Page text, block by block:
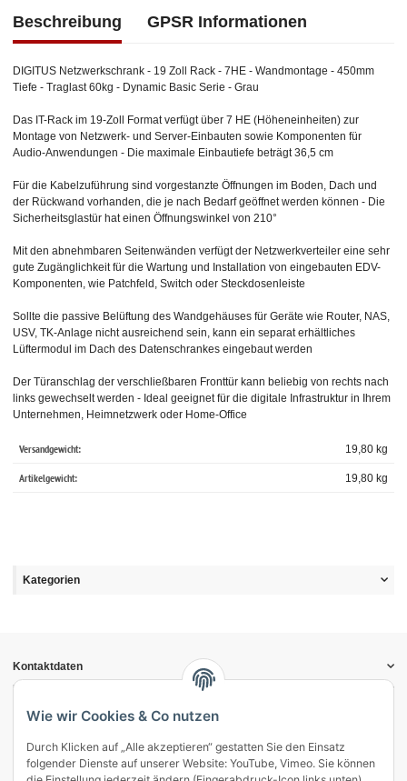
Wie wir Cookies & Co nutzen
Durch Klicken auf „Alle akzeptieren“ gestatten Sie den Einsatz
folgender Dienste auf unserer Website: YouTube, Vimeo. Sie können
Beschreibung GPSR Informationen
DIGITUS Netzwerkschrank - 19 Zoll Rack - 7HE - Wandmontage - 450mm
Tiefe - Traglast 60kg - Dynamic Basic Serie - Grau
Das IT-Rack im 19-Zoll Format verfügt über 7 HE (Höheneinheiten) zur
Montage von Netzwerk- und Server-Einbauten sowie Komponenten für
Audio-Anwendungen - Die maximale Einbautiefe beträgt 36,5 cm
Für die Kabelzuführung sind vorgestanzte Öffnungen im Boden, Dach und
der Rückwand vorhanden, die je nach Bedarf geöffnet werden können - Die
Sicherheitsglastür hat einen Öffnungswinkel von 210°
Mit den abnehmbaren Seitenwänden verfügt der Netzwerkverteiler eine sehr
gute Zugänglichkeit für die Wartung und Installation von eingebauten EDV-
Komponenten, wie Patchfeld, Switch oder Steckdosenleiste
Sollte die passive Belüftung des Wandgehäuses für Geräte wie Router, NAS,
USV, TK-Anlage nicht ausreichend sein, kann ein separat erhältliches
Lüftermodul im Dach des Datenschrankes eingebaut werden
Der Türanschlag der verschließbaren Fronttür kann beliebig von rechts nach
links gewechselt werden - Ideal geeignet für die digitale Infrastruktur in Ihrem
Unternehmen, Heimnetzwerk oder Home-Office
Versandgewicht: 19,80 kg
Artikelgewicht: 19,80 kg
Kategorien
Kontaktdaten
Informationen
Gesetzliche Informationen
Vertrag widerrufen
Zahlung & Versand